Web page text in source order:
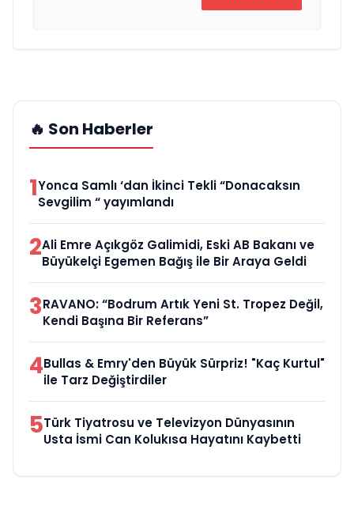
🔥 Son Haberler
1Yonca Samlı ‘dan İkinci Tekli “Donacaksın
Sevgilim “ yayımlandı
2Ali Emre Açıkgöz Galimidi, Eski AB Bakanı ve
Büyükelçi Egemen Bağış ile Bir Araya Geldi
3RAVANO: “Bodrum Artık Yeni St. Tropez Değil,
Kendi Başına Bir Referans”
4Bullas & Emry'den Büyük Sürpriz! "Kaç Kurtul"
ile Tarz Değiştirdiler
5Türk Tiyatrosu ve Televizyon Dünyasının
Usta İsmi Can Kolukısa Hayatını Kaybetti